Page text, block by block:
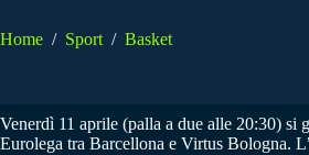
Home / Sport / Basket
Venerdì 11 aprile (palla a due alle 20:30) si
Eurolega tra Barcellona e Virtus Bologna.